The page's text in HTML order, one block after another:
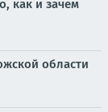
как и зачем
области